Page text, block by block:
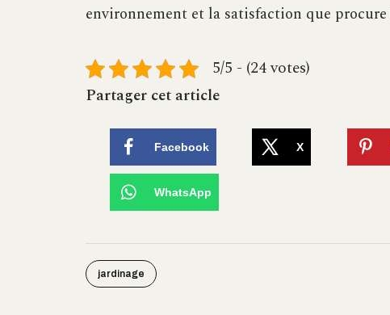
environnement et la satisfaction que
5/5 - (24 votes)
Partager cet article
Facebook X
WhatsApp
jardinage